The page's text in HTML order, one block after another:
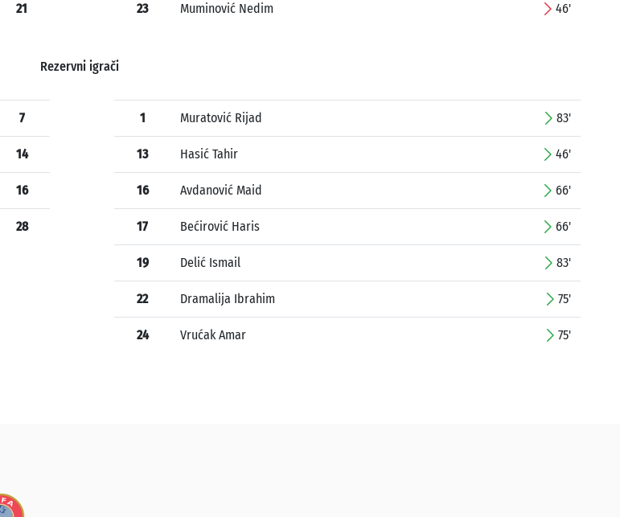
21 23 Muminović Nedim 46'
Rezervni igrači
7
14
16
28
1 Muratović Rijad 83'
13 Hasić Tahir 46'
16 Avdanović Maid 66'
17 Bećirović Haris 66'
19 Delić Ismail 83'
22 Dramalija Ibrahim 75'
24 Vrućak Amar 75'